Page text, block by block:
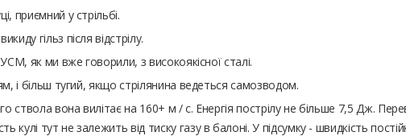
приємний у стрільбі.
гільз після відстрілу.
як ми вже говорили, з високоякісної сталі.
і більш тугий, якщо стрілянина ведеться самозводом.
ствола вона вилітає на 160+ м / с. Енергія пострілу не більше 7,5 Дж.
тут не залежить від тиску газу в балоні. У підсумку - швидкість